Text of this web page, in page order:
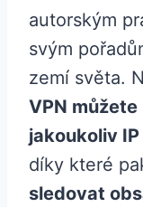
autorským
svým
zemí světa.
VPN
jakoukoliv
díky které
sledovat